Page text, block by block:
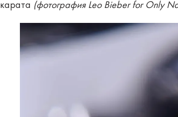
карата (фотография Leo Bieber for Only